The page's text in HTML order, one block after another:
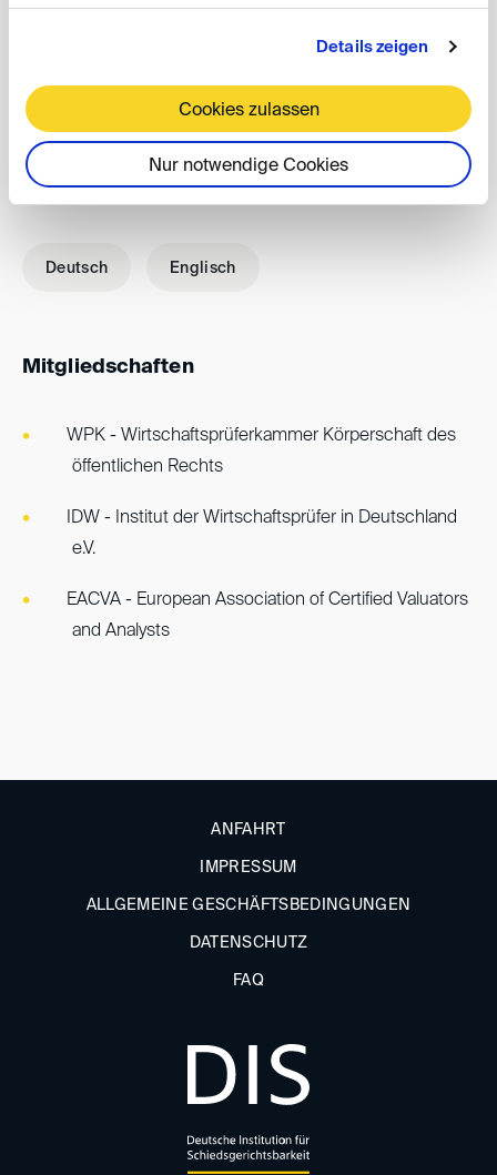
Details zeigen
Cookies zulassen
Nur notwendige Cookies
Post M&A dispute, damage calculation, bankruptcy
market prices for products and services
Sprachen
Deutsch Englisch
Mitgliedschaften
WPK - Wirtschaftsprüferkammer Körperschaft des
öffentlichen Rechts
IDW - Institut der Wirtschaftsprüfer in Deutschland
e.V.
EACVA - European Association of Certified Valuators
and Analysts
ANFAHRT
IMPRESSUM
ALLGEMEINE GESCHÄFTSBEDINGUNGEN
DATENSCHUTZ
FAQ